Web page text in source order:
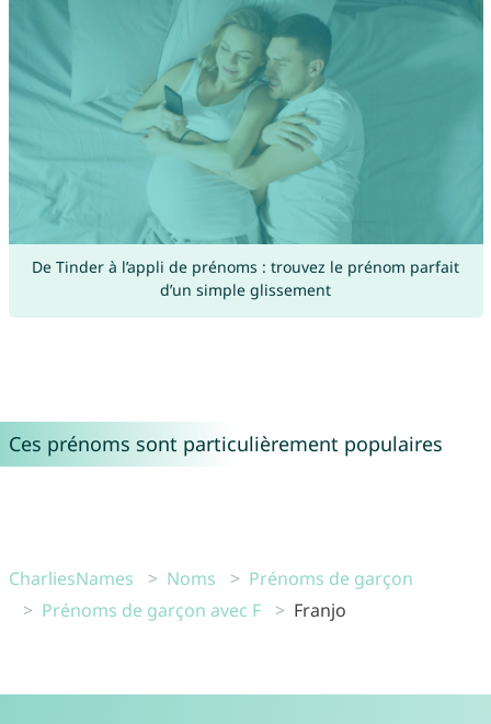
De Tinder à l’appli de prénoms : trouvez le prénom parfait
d’un simple glissement
Ces prénoms sont particulièrement populaires
CharliesNames Noms
Prénoms de garçon
Prénoms de garçon avec F
Franjo